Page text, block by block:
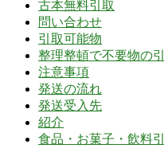
古本無料引取
問い合わせ
引取可能物
整理整頓で不要物の
注意事項
発送の流れ
発送受入先
紹介
食品・お菓子・飲料